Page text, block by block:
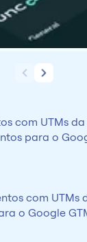
UTMs
para o
com
o Google